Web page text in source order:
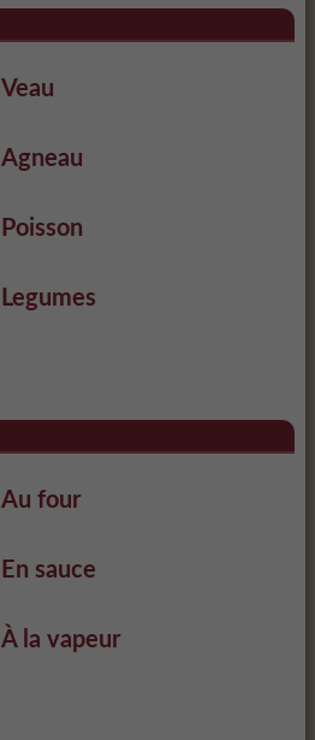
Veau
Agneau
Poisson
Legumes
Au four
En sauce
À la vapeur